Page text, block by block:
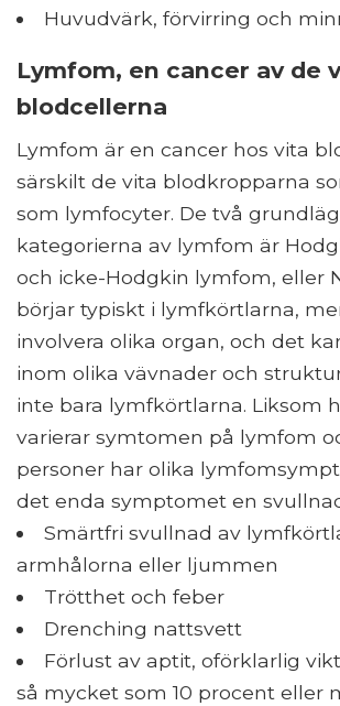
Huvudvärk, förvirring och
Lymfom, en cancer av de
blodcellerna
Lymfom är en cancer hos vita
särskilt de vita blodkropparna
som lymfocyter. De två
kategorierna av lymfom är
och icke-Hodgkin lymfom, eller
börjar typiskt i lymfkörtlarna,
involvera olika organ, och det
inom olika vävnader och
inte bara lymfkörtlarna. Liksom
varierar symtomen på lymfom
personer har olika
det enda symptomet en
Smärtfri svullnad av
armhålorna eller ljummen
Trötthet och feber
Drenching nattsvett
Förlust av aptit, oförklarlig
så mycket som 10 procent eller